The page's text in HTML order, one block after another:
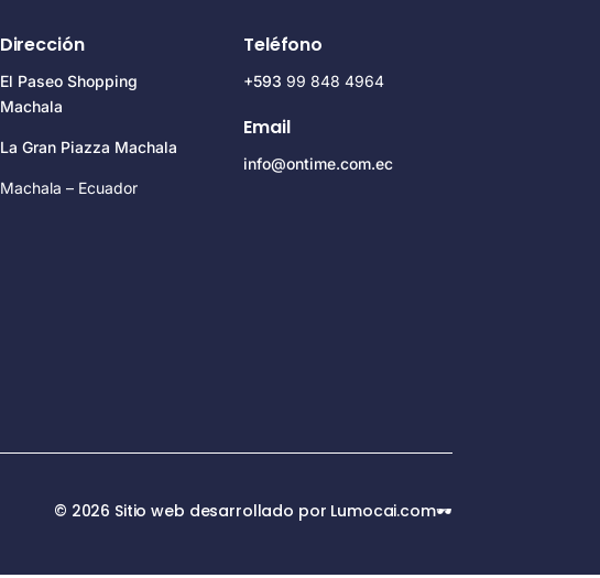
Dirección
El Paseo Shopping
Machala
La Gran Piazza Machala
Machala – Ecuador
Teléfono
+59399 848 4964
Email
info@ontime.com.ec
© 2026 Sitio web desarrollado por Lumocai.com🕶️